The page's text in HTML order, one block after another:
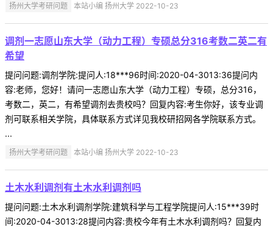
扬州大学考研问题 本站小编 扬州大学 2022-10-23
调剂一志愿山东大学（动力工程）专硕总分316考数二英二有
希望
提问问题:调剂学院:提问人:18***96时间:2020-04-3013:36提问内
容:老师，您好！请问一志愿山东大学（动力工程）专硕，总分316，
考数二，英二，有希望调剂去贵校吗？回复内容:考生你好，该专业调
剂可联系相关学院，具体联系方式详见我校研招网各学院联系方式。
...
扬州大学考研问题 本站小编 扬州大学 2022-10-23
土木水利调剂有土木水利调剂吗
提问问题:土木水利调剂学院:建筑科学与工程学院提问人:15***39时
间:2020-04-3013:28提问内容:贵校今年有土木水利调剂吗？回复内